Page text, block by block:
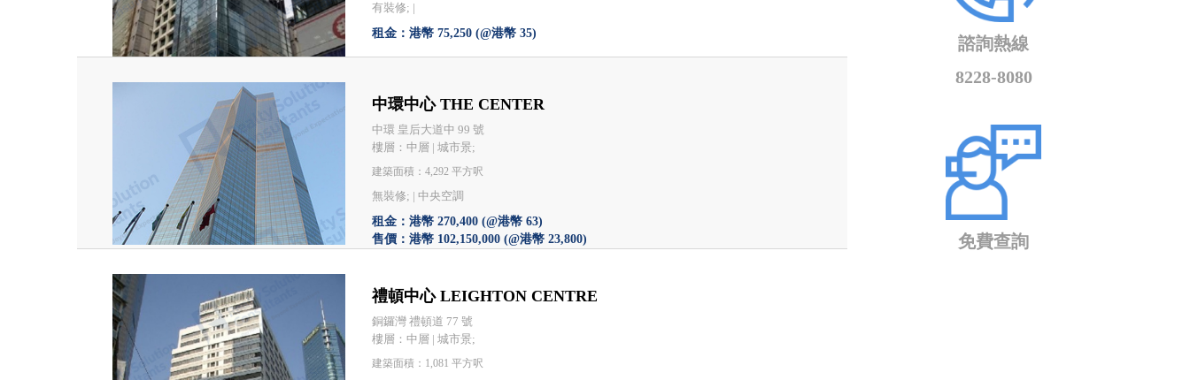
有裝修; |
租金：港幣 75,250 (@港幣 35)
中環中心 THE CENTER
中環 皇后大道中 99 號
樓層：中層 | 城市景;
建築面積：4,292 平方呎
無裝修; |中央空調
租金：港幣 270,400 (@港幣 63)
售價：港幣 102,150,000 (@港幣 23,800)
禮頓中心 LEIGHTON CENTRE
銅鑼灣 禮頓道 77 號
樓層：中層 | 城市景;
建築面積：1,081 平方呎
諮詢熱線
8228-8080
免費查詢